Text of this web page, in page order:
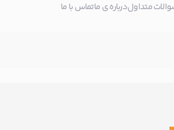
متداولدرباره ی ماتماس با ما